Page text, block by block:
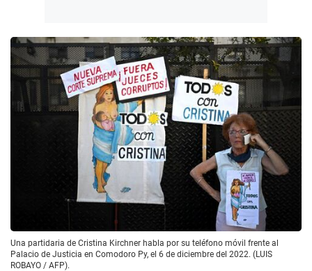
Una partidaria de Cristina Kirchner habla por su teléfono móvil frente al
Palacio de Justicia en Comodoro Py, el 6 de diciembre del 2022. (LUIS
ROBAYO / AFP).